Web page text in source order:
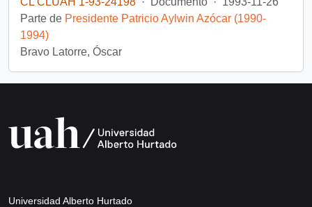
Parte de Presidente Patricio Aylwin Azócar (1990-
1994)
Bravo Latorre, Óscar
Universidad Alberto Hurtado